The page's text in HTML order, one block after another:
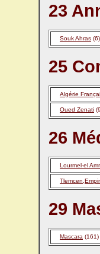
23
Souk Ahras (6)
25
Algérie
Oued Zenati
26
Lourmel-el
29
Mascara (161)